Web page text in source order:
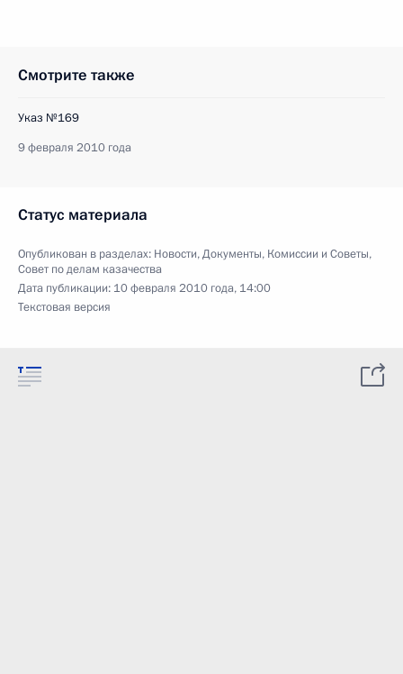
Смотрите также
Указ №169
9 февраля 2010 года
Статус материала
Опубликован в разделах: Новости,Документы, Комиссии и Советы,
Совет по делам казачества
Дата публикации: 10 февраля 2010 года, 14:00
Текстовая версия